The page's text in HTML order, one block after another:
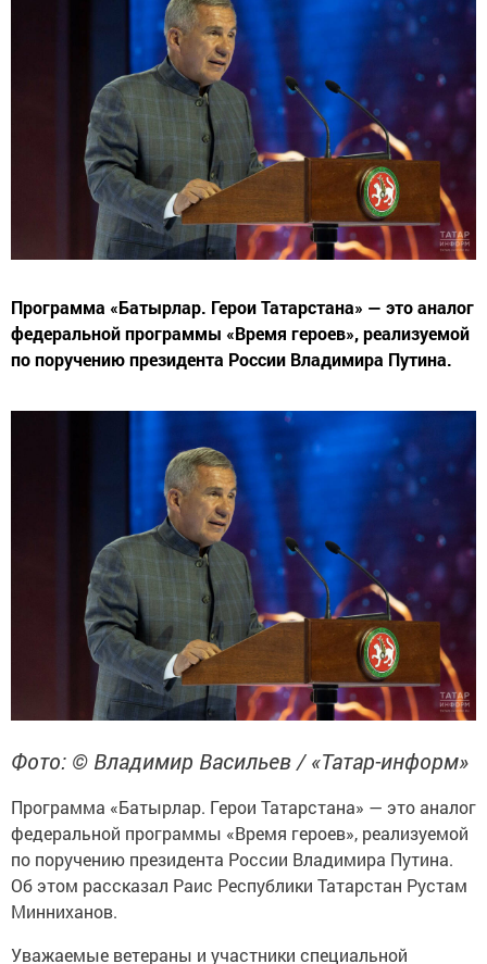
Программа «Батырлар. Герои Татарстана» — это аналог
федеральной программы «Время героев», реализуемой
по поручению президента России Владимира Путина.
Фото: © Владимир Васильев / «Татар-информ»
Программа «Батырлар. Герои Татарстана» — это аналог
федеральной программы «Время героев», реализуемой
по поручению президента России Владимира Путина.
Об этом рассказал Раис Республики Татарстан Рустам
Минниханов.
Уважаемые ветераны и участники специальной